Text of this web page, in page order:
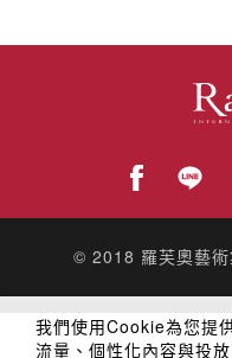
© 2018 羅芙奧藝
我們使用Cookie為您提
流量、個性化內容與投